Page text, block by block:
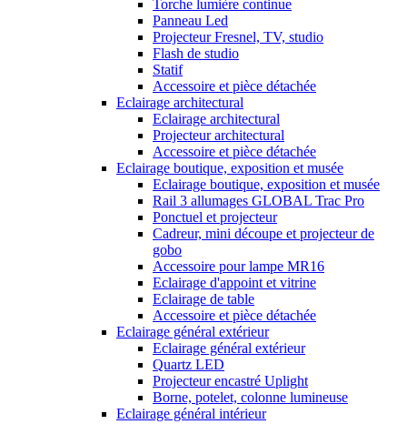
Torche lumière continue
Panneau Led
Projecteur Fresnel, TV, studio
Flash de studio
Statif
Accessoire et pièce détachée
Eclairage architectural
Eclairage architectural
Projecteur architectural
Accessoire et pièce détachée
Eclairage boutique, exposition et musée
Eclairage boutique, exposition et musée
Rail 3 allumages GLOBAL Trac Pro
Ponctuel et projecteur
Cadreur, mini découpe et projecteur de
gobo
Accessoire pour lampe MR16
Eclairage d'appoint et vitrine
Eclairage de table
Accessoire et pièce détachée
Eclairage général extérieur
Eclairage général extérieur
Quartz LED
Projecteur encastré Uplight
Borne, potelet, colonne lumineuse
Eclairage général intérieur